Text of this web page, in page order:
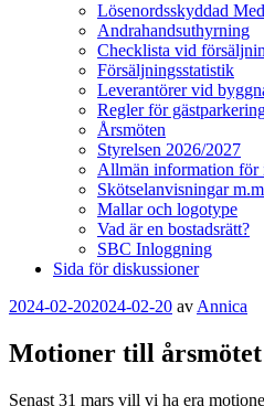
Lösenordsskyddad
Andrahandsuthyrning
Checklista vid
Försäljningsstatistik
Leverantörer vid
Regler för
Årsmöten
Styrelsen 2026/2027
Allmän information för
Skötselanvisningar
Mallar och logotype
Vad är en bostadsrätt?
SBC Inloggning
Sida för diskussioner
Publicerat
2024-02-202024-02-20 av Annica
Motioner till årsmötet
Senast 31 mars vill vi ha era